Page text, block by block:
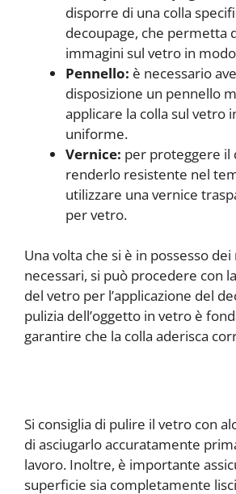
disporre di una colla
decoupage, che permetta
immagini sul vetro in
Pennello: è necessario
disposizione un pennello
applicare la colla sul vetro
uniforme.
Vernice: per proteggere il
renderlo resistente nel
utilizzare una vernice
per vetro.
Una volta che si è in possesso
necessari, si può procedere con
del vetro per l’applicazione del
pulizia dell’oggetto in vetro è
garantire che la colla aderisca
Si consiglia di pulire il vetro con
di asciugarlo accuratamente
lavoro. Inoltre, è importante
superficie sia completamente